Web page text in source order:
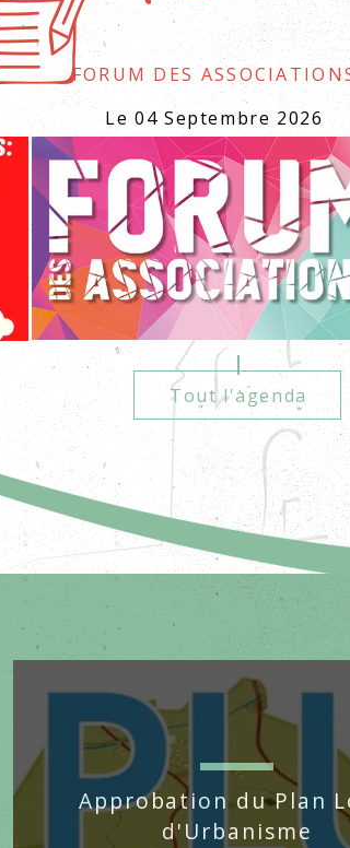
Forum des
Le 04 Septembre 2026
Tout l'agenda
Approbation du Plan
d'Urbanisme